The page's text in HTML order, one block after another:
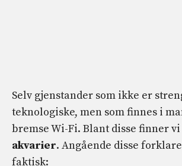
Selv gjenstander som ikke er
teknologiske, men som finnes i
bremse Wi-Fi. Blant disse finner vi
akvarier. Angående disse
faktisk: